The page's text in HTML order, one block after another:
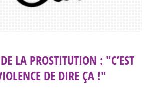
LA PROSTITUTION : "C’EST
DE DIRE ÇA !"